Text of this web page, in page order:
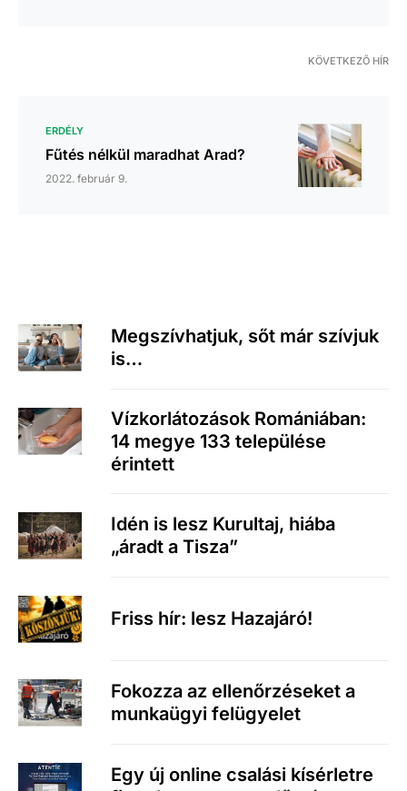
KÖVETKEZŐ HÍR
ERDÉLY
Fűtés nélkül maradhat Arad?
2022. február 9.
Megszívhatjuk, sőt már szívjuk
is…
Vízkorlátozások Romániában:
14 megye 133 települése
érintett
Idén is lesz Kurultaj, hiába
„áradt a Tisza”
Friss hír: lesz Hazajáró!
Fokozza az ellenőrzéseket a
munkaügyi felügyelet
Egy új online csalási kísérletre